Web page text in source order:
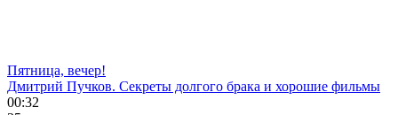
Пятница, вечер!
Дмитрий Пучков. Секреты долгого брака и хорошие фильмы
00:32